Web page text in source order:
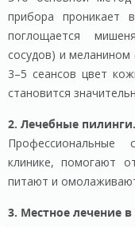
прибора проникает
поглощается
сосудов) и меланином
3–5 сеансов цвет
становится
2. Лечебные пилинги.
клинике, помогают
питают и
3. Местное лечение